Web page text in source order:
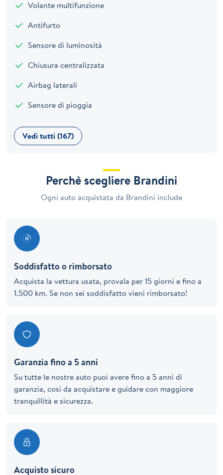
Volante multifunzione
Antifurto
Sensore di luminosità
Chiusura centralizzata
Airbag laterali
Sensore di pioggia
Vedi tutti (167)
Perchè scegliere Brandini
Ogni auto acquistata da Brandini include
Soddisfatto o rimborsato
Acquista la vettura usata, provala per 15 giorni e fino a
1.500 km. Se non sei soddisfatto vieni rimborsato!
Garanzia fino a 5 anni
Su tutte le nostre auto puoi avere fino a 5 anni di
garanzia, così da acquistare e guidare con maggiore
tranquillità e sicurezza.
Acquisto sicuro